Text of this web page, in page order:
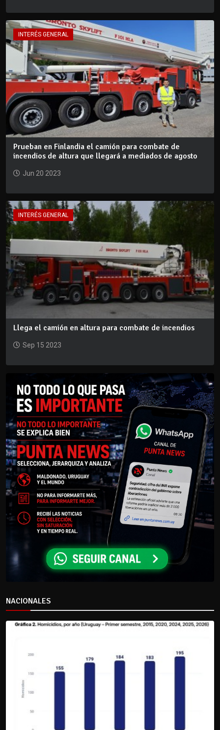
INTERÉS GENERAL
Prueban en Finlandia el camión para combate de
incendios de altura que llegará a mediados de agosto
Jun 20 2023
INTERÉS GENERAL
Llega el camión en altura para combate de incendios
Sep 15 2023
NACIONALES